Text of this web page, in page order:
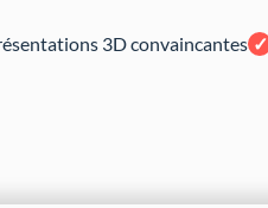
3D convaincantes